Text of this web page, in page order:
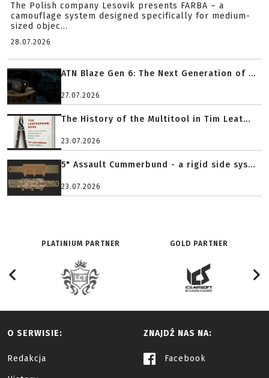
The Polish company Lesovik presents FARBA – a
camouflage system designed specifically for medium-
sized objec...
28.07.2026
ATN Blaze Gen 6: The Next Generation of ...
27.07.2026
The History of the Multitool in Tim Leat...
23.07.2026
5" Assault Cummerbund - a rigid side sys...
23.07.2026
PLATINIUM PARTNER GOLD PARTNER
O SERWISIE:
Redakcja
ZNAJDŹ NAS NA:
Facebook